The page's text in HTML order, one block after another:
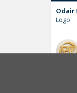
Odair
Logo